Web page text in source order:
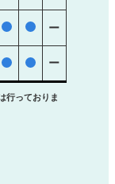
● ● ー
● ● ー
行っておりま